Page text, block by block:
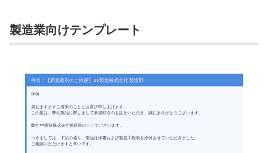
製造業向けテンプレート
件名：【新規取引のご挨拶】○○製造株式会社 製造部
拝啓
貴社ますますご清栄のこととお喜び申し上げます。
この度は、弊社製品に関しまして新規取引のお話をいただき、誠にありがとうございます。
弊社○○製造株式会社製造部の△△でございます。
つきましては、下記の通り、製品仕様書および製造工程表を添付させていただきました。
ご確認いただけますと幸いです。